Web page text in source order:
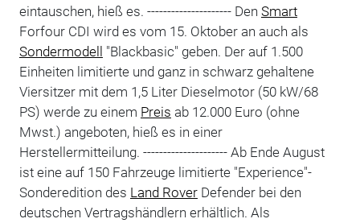
eintauschen, hieß es. --------------------- Den Smart
Forfour CDI wird es vom 15. Oktober an auch als
Sondermodell "Blackbasic" geben. Der auf 1.500
Einheiten limitierte und ganz in schwarz gehaltene
Viersitzer mit dem 1,5 Liter Dieselmotor (50 kW/68
PS) werde zu einem Preis ab 12.000 Euro (ohne
Mwst.) angeboten, hieß es in einer
Herstellermitteilung. --------------------- Ab Ende August
ist eine auf 150 Fahrzeuge limitierte "Experience"-
Sonderedition des Land RoverDefender bei den
deutschen Vertragshändlern erhältlich. Als